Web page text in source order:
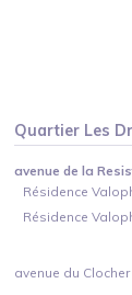
Quartier Les
avenue de la
Résidence
Résidence
avenue du